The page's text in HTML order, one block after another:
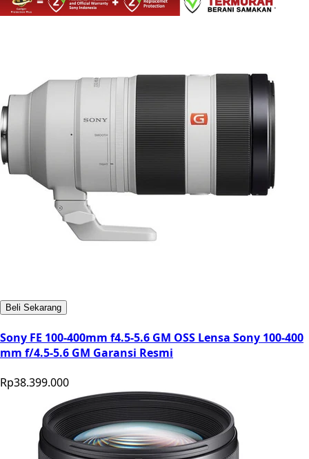
Beli Sekarang
Sony FE 100-400mm f4.5-5.6 GM OSS Lensa Sony 100-400
mm f/4.5-5.6 GM Garansi Resmi
Rp38.399.000